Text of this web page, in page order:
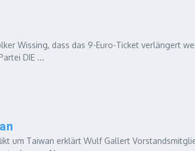
Wissing, dass das 9-Euro-Ticket verlängert
DIE ...
um Taiwan erklärt Wulf Gallert